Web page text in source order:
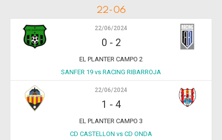
22-06
22/06/2024
0 - 2
EL PLANTER CAMPO 2
SANFER 19 vs RACING RIBARROJA
22/06/2024
1 - 4
EL PLANTER CAMPO 3
CD CASTELLON vs CD ONDA